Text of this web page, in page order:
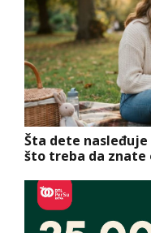
Šta dete nasleđuje
što treba da znate